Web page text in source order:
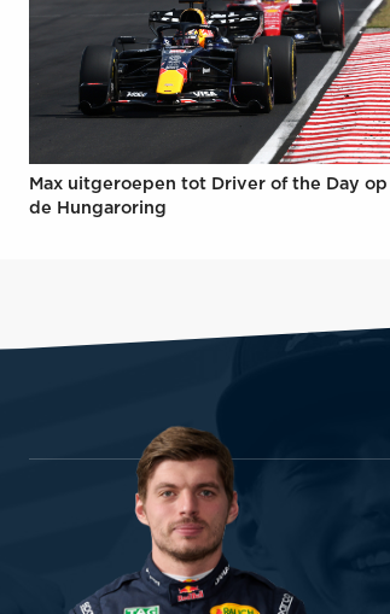
Max uitgeroepen tot Driver of the Day op
de Hungaroring